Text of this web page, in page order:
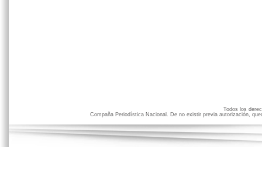
Todos los
Compaña Periodística Nacional. De no existir previa autorización,